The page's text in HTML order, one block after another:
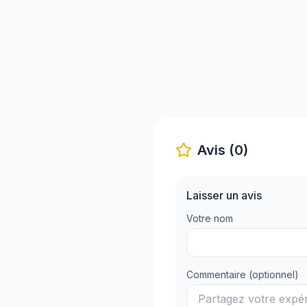
Avis (0)
Laisser un avis
Votre nom
Commentaire (optionnel)